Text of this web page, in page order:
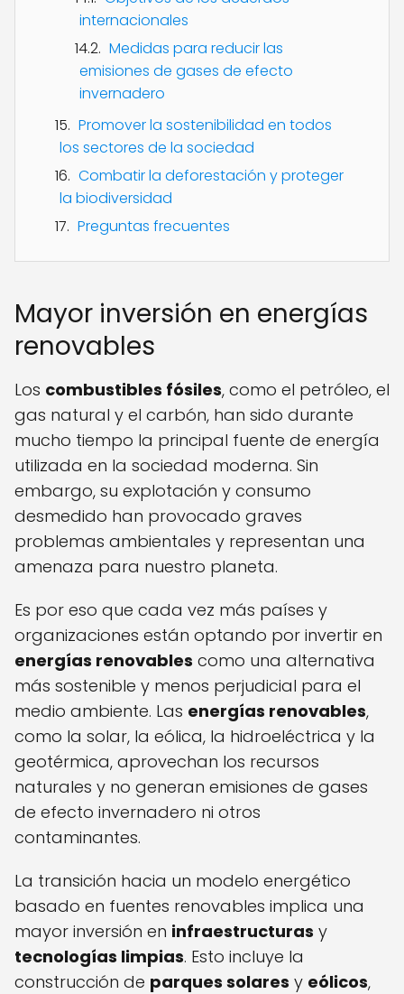
internacionales
Medidas para reducir las
emisiones de gases de efecto
invernadero
Promover la sostenibilidad en todos
los sectores de la sociedad
Combatir la deforestación y proteger
la biodiversidad
Preguntas frecuentes
Mayor inversión en energías
renovables
Los combustibles fósiles, como el petróleo, el
gas natural y el carbón, han sido durante
mucho tiempo la principal fuente de energía
utilizada en la sociedad moderna. Sin
embargo, su explotación y consumo
desmedido han provocado graves
problemas ambientales y representan una
amenaza para nuestro planeta.
Es por eso que cada vez más países y
organizaciones están optando por invertir en
energías renovables como una alternativa
más sostenible y menos perjudicial para el
medio ambiente. Las energías renovables,
como la solar, la eólica, la hidroeléctrica y la
geotérmica, aprovechan los recursos
naturales y no generan emisiones de gases
de efecto invernadero ni otros
contaminantes.
La transición hacia un modelo energético
basado en fuentes renovables implica una
mayor inversión en infraestructuras y
tecnologías limpias. Esto incluye la
construcción de parques solares y eólicos,